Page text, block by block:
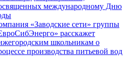
международному Дню
«Заводские сети» группы
расскажет
школьникам о
производства питьевой вод